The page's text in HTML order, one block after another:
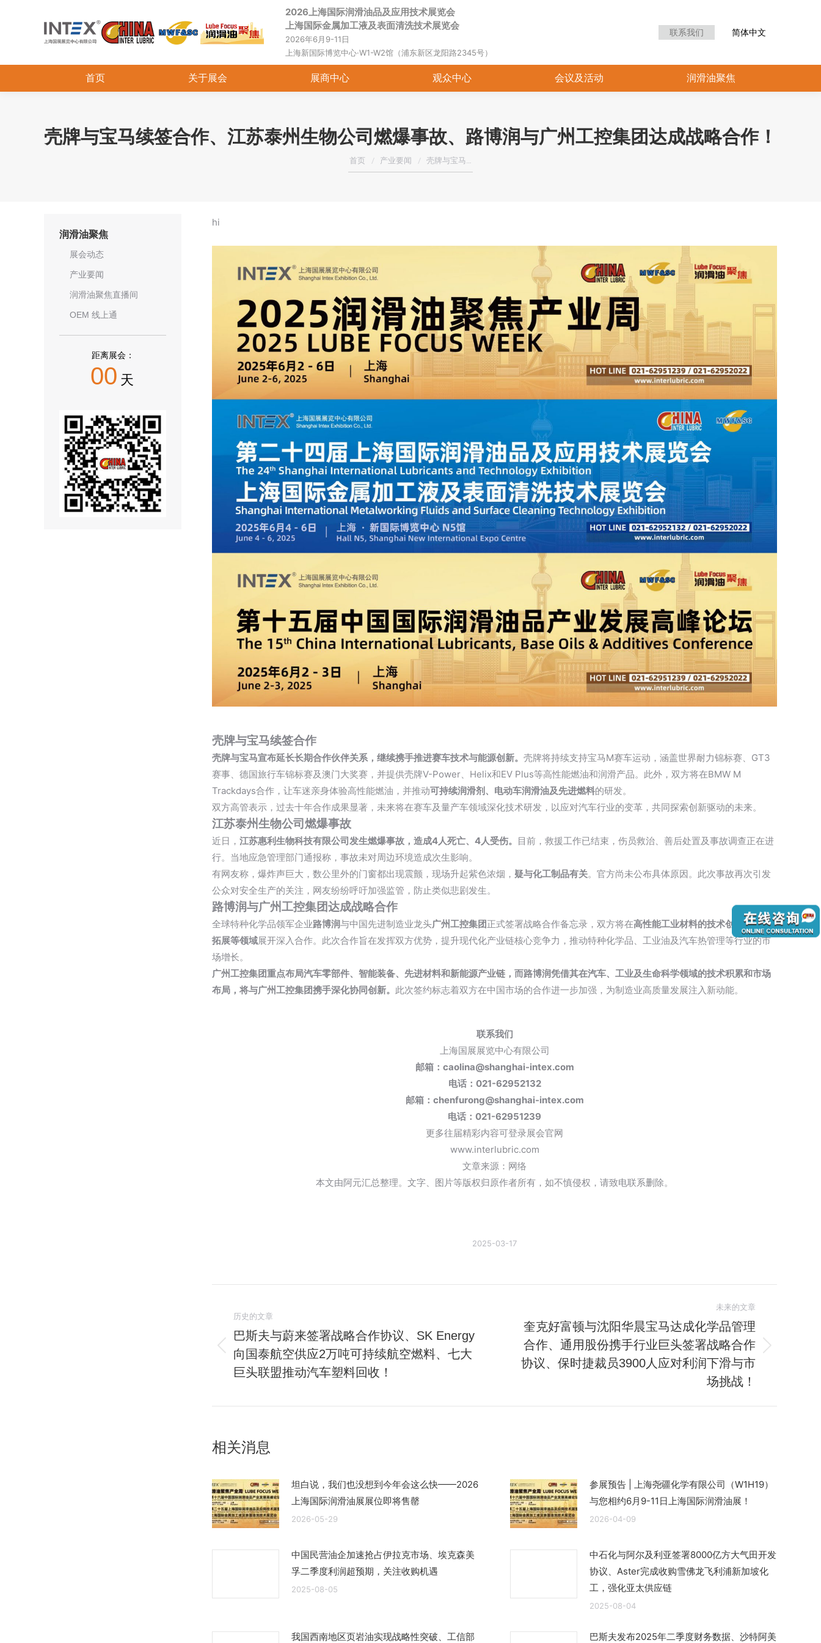
2026上海国际润滑油品及应用技术展览会
上海国际金属加工液及表面清洗技术展览会
2026年6月9-11日
上海新国际博览中心·W1-W2馆（浦东新区龙阳路2345号）
联系我们 简体中文
首页 关于展会 展商中心 观众中心 会议及活动 润滑油聚焦
壳牌与宝马续签合作、江苏泰州生物公司燃爆事故、路博润与广州工控集团达成战略合作！
您在这里：
首页 产业要闻 壳牌与宝马…
hi
壳牌与宝马续签合作
壳牌与宝马宣布延长长期合作伙伴关系，继续携手推进赛车技术与能源创新。 壳牌将持续支持宝马M赛车运动，涵盖世界耐力锦标赛、GT3
赛事、德国旅行车锦标赛及澳门大奖赛，并提供壳牌V-Power、Helix和EV Plus等高性能燃油和润滑产品。此外，双方将在BMW M
Trackdays合作，让车迷亲身体验高性能燃油，并推动可持续润滑剂、电动车润滑油及先进燃料的研发。
双方高管表示，过去十年合作成果显著，未来将在赛车及量产车领域深化技术研发，以应对汽车行业的变革，共同探索创新驱动的未来。
江苏泰州生物公司燃爆事故
近日， 江苏惠利生物科技有限公司发生燃爆事故，造成4人死亡、4人受伤。 目前，救援工作已结束，伤员救治、善后处置及事故调查正在进
行。当地应急管理部门通报称，事故未对周边环境造成次生影响。
有网友称，爆炸声巨大，数公里外的门窗都出现震颤，现场升起紫色浓烟， 疑与化工制品有关。官方尚未公布具体原因。此次事故再次引发
公众对安全生产的关注，网友纷纷呼吁加强监管，防止类似悲剧发生。
路博润与广州工控集团达成战略合作
全球特种化学品领军企业路博润与中国先进制造业龙头广州工控集团正式签署战略合作备忘录，双方将在高性能工业材料的技术创新与市场
拓展等领域展开深入合作。此次合作旨在发挥双方优势，提升现代化产业链核心竞争力，推动特种化学品、工业油及汽车热管理等行业的市
场增长。
广州工控集团重点布局汽车零部件、智能装备、先进材料和新能源产业链，而路博润凭借其在汽车、工业及生命科学领域的技术积累和市场
布局，将与广州工控集团携手深化协同创新。 此次签约标志着双方在中国市场的合作进一步加强，为制造业高质量发展注入新动能。
联系我们
上海国展展览中心有限公司
邮箱：caolina@shanghai-intex.com
电话：021-62952132
邮箱：chenfurong@shanghai-intex.com
电话：021-62951239
更多往届精彩内容可登录展会官网
www.interlubric.com
文章来源：网络
本文由阿元汇总整理。文字、图片等版权归原作者所有，如不慎侵权，请致电联系删除。
2025-03-17
导
历史的文章
历
史
巴斯夫与蔚来签署战略合作协议、SK Energy
向国泰航空供应2万吨可持续航空燃料、七大
巨头联盟推动汽车塑料回收！
未来的文章
奎克好富顿与沈阳华晨宝马达成化学品管理
合作、通用股份携手行业巨头签署战略合作
协议、保时捷裁员3900人应对利润下滑与市
场挑战！
相关消息
坦白说，我们也没想到今年会这么快——2026
上海国际润滑油展展位即将售罄
2026-05-29
参展预告 | 上海尧疆化学有限公司（W1H19）
与您相约6月9-11日上海国际润滑油展！
2026-04-09
中国民营油企加速抢占伊拉克市场、埃克森美
孚二季度利润超预期，关注收购机遇
2025-08-05
中石化与阿尔及利亚签署8000亿方大气田开发
协议、Aster完成收购雪佛龙飞利浦新加坡化
工，强化亚太供应链
2025-08-04
我国西南地区页岩油实现战略性突破、工信部 巴斯夫发布2025年二季度财务数据、沙特阿美
润滑油聚焦
展会动态
产业要闻
润滑油聚焦直播间
OEM 线上通
距离展会：
00 天
首页 关于展会 展商中心